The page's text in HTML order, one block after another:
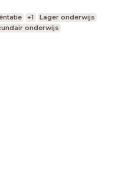
+1
Lager onderwijs
onderwijs